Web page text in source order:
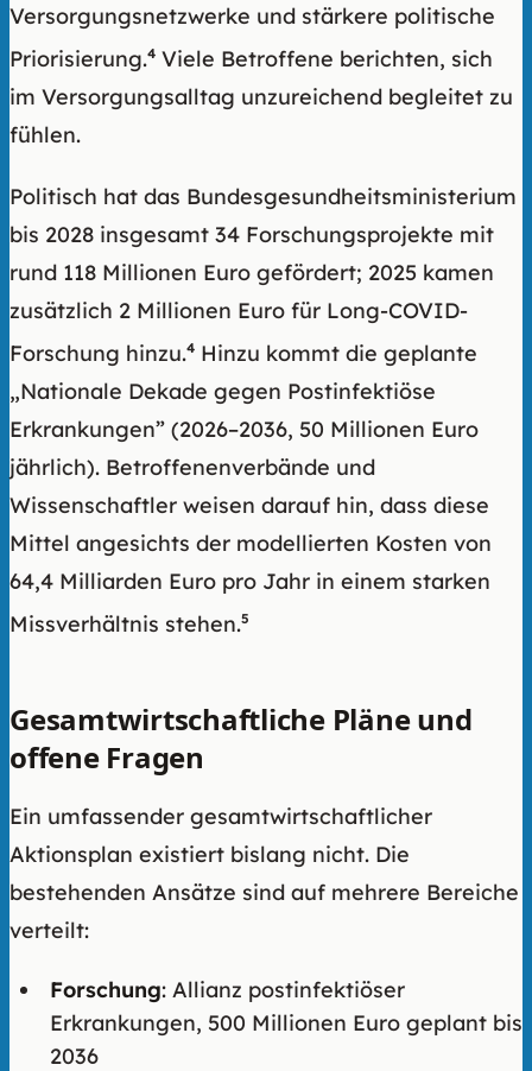
Versorgungsnetzwerke und stärkere politische
Priorisierung.4 Viele Betroffene berichten, sich
im Versorgungsalltag unzureichend begleitet zu
fühlen.
Politisch hat das Bundesgesundheitsministerium
bis 2028 insgesamt 34 Forschungsprojekte mit
rund 118 Millionen Euro gefördert; 2025 kamen
zusätzlich 2 Millionen Euro für Long-COVID-
Forschung hinzu.4 Hinzu kommt die geplante
„Nationale Dekade gegen Postinfektiöse
Erkrankungen” (2026–2036, 50 Millionen Euro
jährlich). Betroffenenverbände und
Wissenschaftler weisen darauf hin, dass diese
Mittel angesichts der modellierten Kosten von
64,4 Milliarden Euro pro Jahr in einem starken
Missverhältnis stehen.5
Gesamtwirtschaftliche Pläne und
offene Fragen
Ein umfassender gesamtwirtschaftlicher
Aktionsplan existiert bislang nicht. Die
bestehenden Ansätze sind auf mehrere Bereiche
verteilt:
Forschung: Allianz postinfektiöser
Erkrankungen, 500 Millionen Euro geplant bis
2036